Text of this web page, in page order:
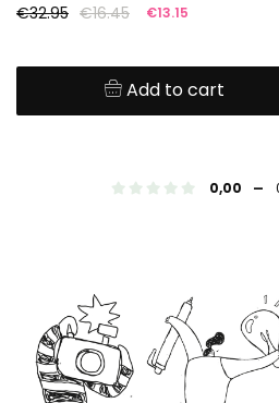
€32.95 €16.45 €13.15
Add to cart
0,00 -